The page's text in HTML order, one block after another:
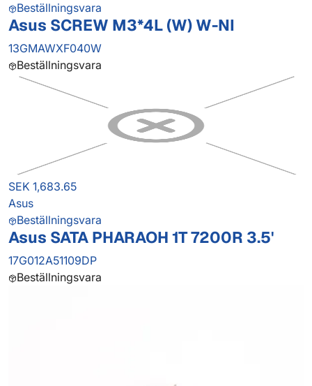
Beställningsvara
Asus SCREW M3*4L (W) W-NI
13GMAWXF040W
Beställningsvara
SEK 1,683.65
Asus
Beställningsvara
Asus SATA PHARAOH 1T 7200R 3.5'
17G012A51109DP
Beställningsvara